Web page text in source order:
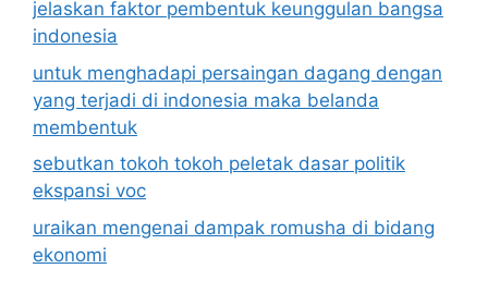
jelaskan faktor pembentuk keunggulan bangsa
indonesia
untuk menghadapi persaingan dagang dengan
yang terjadi di indonesia maka belanda
membentuk
sebutkan tokoh tokoh peletak dasar politik
ekspansi voc
uraikan mengenai dampak romusha di bidang
ekonomi